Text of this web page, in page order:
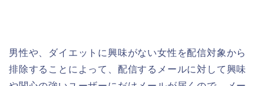
男性や、ダイエットに興味がない女性を配信対象から
排除することによって、配信するメールに対して興味